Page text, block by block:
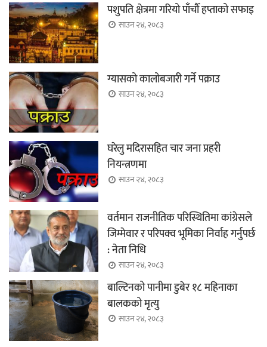
पशुपति क्षेत्रमा गरियो पाँचौँ हप्ताको सफाइ
साउन २४, २०८३
ग्यासको कालोबजारी गर्ने पक्राउ
साउन २४, २०८३
घरेलु मदिरासहित चार जना प्रहरी
नियन्त्रणमा
साउन २४, २०८३
वर्तमान राजनीतिक परिस्थितिमा कांग्रेसले
जिम्मेवार र परिपक्व भूमिका निर्वाह गर्नुपर्छ
: नेता निधि
साउन २४, २०८३
बाल्टिनको पानीमा डुबेर १८ महिनाका
बालकको मृत्यु
साउन २४, २०८३